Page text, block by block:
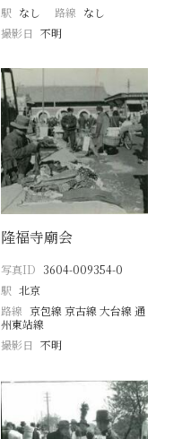
駅 なし 路線 なし
撮影日 不明
隆福寺廟会
写真ID 3604-009354-0
駅 北京
路線 京包線 京古線 大台線 通
州東站線
撮影日 不明